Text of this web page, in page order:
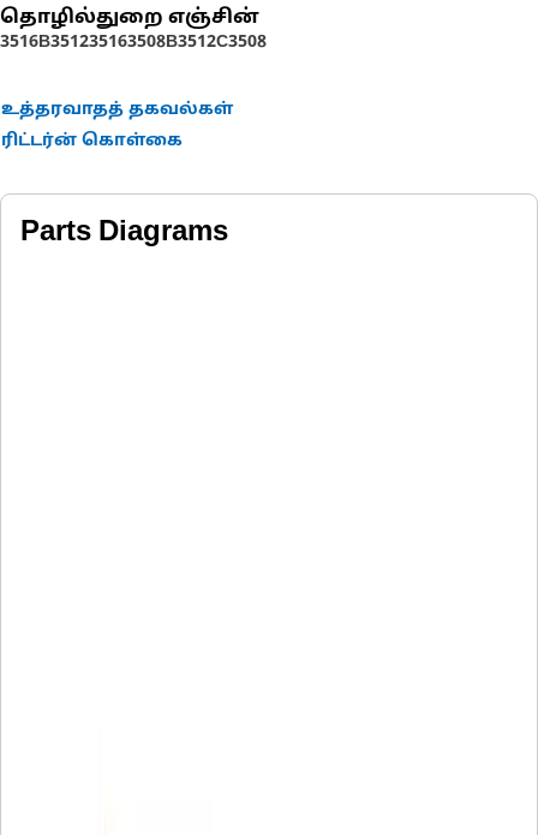
தொழில்துறை எஞ்சின்
3516B351235163508B3512C3508
உத்தரவாதத் தகவல்கள்
ரிட்டர்ன் கொள்கை
Parts Diagrams